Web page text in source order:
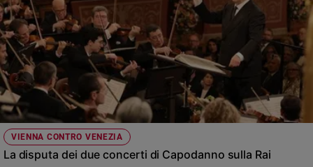
VIENNA CONTRO VENEZIA
La disputa dei due concerti di Capodanno sulla Rai